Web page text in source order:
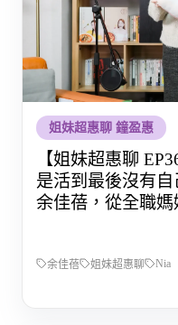
姐妹超惠聊 鐘盈惠
【姐妹超惠聊
是活到最後沒有
余佳蓓，從全職
余佳蓓 姐妹超惠聊 Nia